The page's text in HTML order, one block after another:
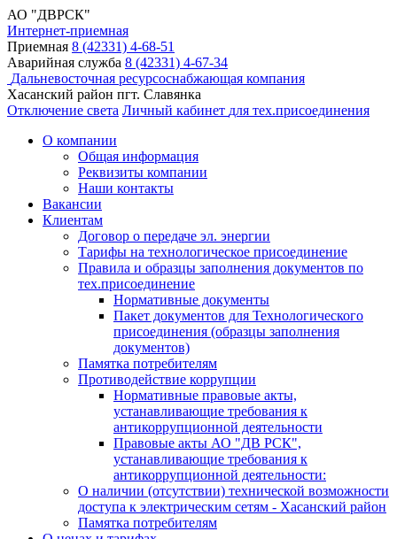
АО "ДВРСК"
Интернет-приемная
Приемная 8 (42331) 4-68-51
Аварийная служба 8 (42331) 4-67-34
Дальневосточная ресурсоснабжающая компания
Хасанский район пгт. Славянка
Отключение света Личный кабинет для тех.присоединения
О компании
Общая информация
Реквизиты компании
Наши контакты
Вакансии
Клиентам
Договор о передаче эл. энергии
Тарифы на технологическое присоединение
Правила и образцы заполнения документов по
тех.присоединение
Нормативные документы
Пакет документов для Технологического
присоединения (образцы заполнения
документов)
Памятка потребителям
Противодействие коррупции
Нормативные правовые акты,
устанавливающие требования к
антикоррупционной деятельности
Правовые акты АО "ДВ РСК",
устанавливающие требования к
антикоррупционной деятельности:
О наличии (отсутствии) технической возможности
доступа к электрическим сетям - Хасанский район
Памятка потребителям